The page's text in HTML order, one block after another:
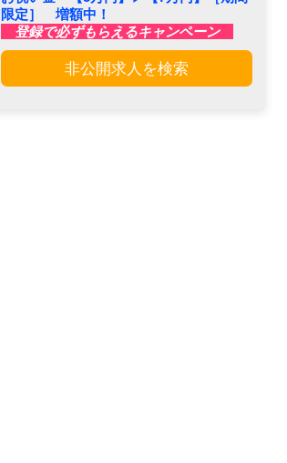
限定］ 増額中！
登録で必ずもらえるキャンペーン
非公開求人を検索